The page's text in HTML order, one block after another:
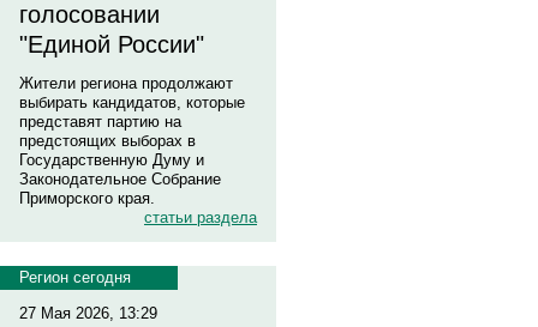
голосовании
"Единой России"
Жители региона продолжают
выбирать кандидатов, которые
представят партию на
предстоящих выборах в
Государственную Думу и
Законодательное Собрание
Приморского края.
статьи раздела
Регион сегодня
27 Мая 2026, 13:29